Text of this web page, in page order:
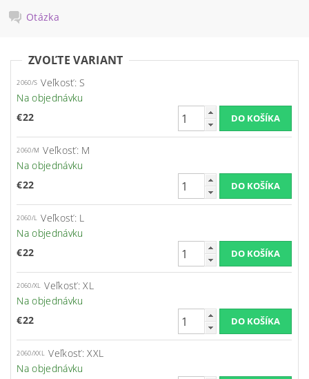
Otázka
ZVOĽTE VARIANT
2060/S Veľkosť: S
Na objednávku
€22
2060/M Veľkosť: M
Na objednávku
€22
2060/L Veľkosť: L
Na objednávku
€22
2060/XL Veľkosť: XL
Na objednávku
€22
2060/XXL Veľkosť: XXL
Na objednávku